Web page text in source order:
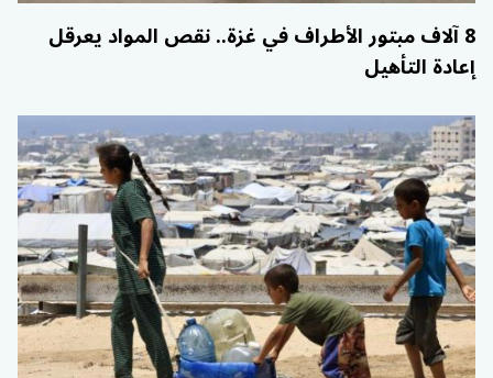
8 آلاف مبتور الأطراف في غزة.. نقص المواد يعرقل
إعادة التأهيل